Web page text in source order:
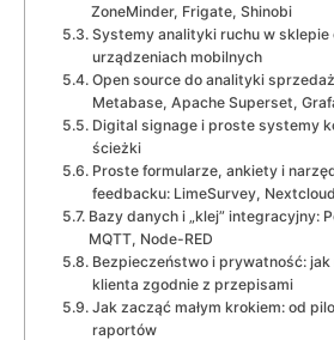
ZoneMinder, Frigate, Shinobi
Systemy analityki ruchu w sklepie
urządzeniach mobilnych
Open source do analityki
Metabase, Apache Superset,
Digital signage i proste systemy
ścieżki
Proste formularze, ankiety i
feedbacku: LimeSurvey,
Bazy danych i „klej” integracyjny:
MQTT, Node-RED
Bezpieczeństwo i prywatność:
klienta zgodnie z przepisami
Jak zacząć małym krokiem: od
raportów